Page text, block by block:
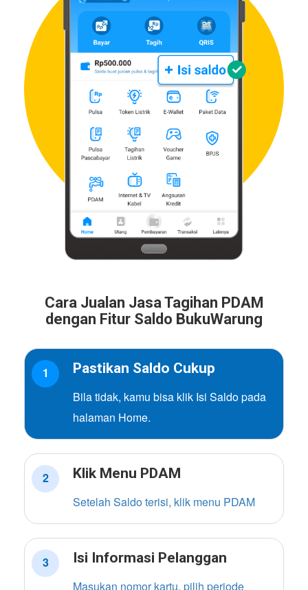
Cara Jualan Jasa Tagihan PDAM
dengan Fitur Saldo BukuWarung
1 Pastikan Saldo Cukup
Bila tidak, kamu bisa klik Isi Saldo pada
halaman Home.
2 Klik Menu PDAM
Setelah Saldo terisi, klik menu PDAM
3 Isi Informasi Pelanggan
Masukan nomor kartu, pilih periode